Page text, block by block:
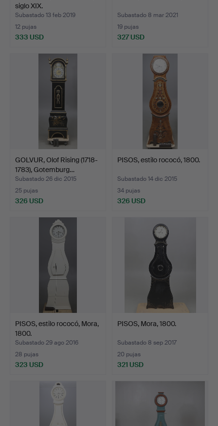
siglo XIX.
Subastado 13 feb 2019
12 pujas
333 USD
Subastado 8 mar 2021
19 pujas
327 USD
GOLVUR, Olof Rising (1718-
1783), Gotemburg…
Subastado 26 dic 2015
25 pujas
326 USD
PISOS, estilo rococó, 1800.
Subastado 14 dic 2015
34 pujas
326 USD
PISOS, estilo rococó, Mora,
1800.
Subastado 29 ago 2016
28 pujas
323 USD
PISOS, Mora, 1800.
Subastado 8 sep 2017
20 pujas
321 USD